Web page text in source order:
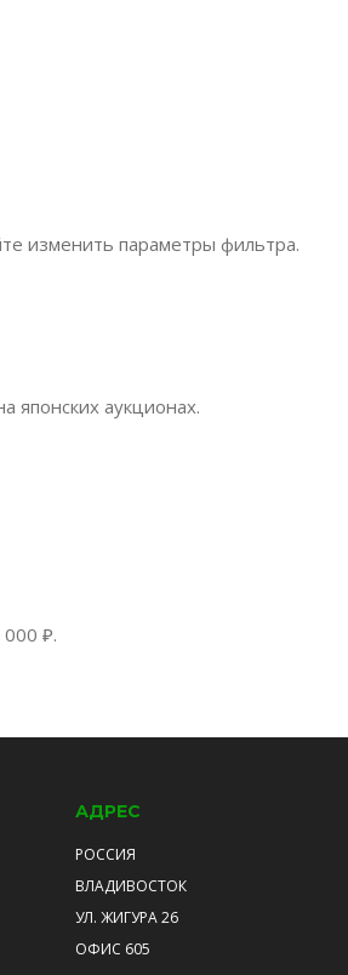
изменить параметры фильтра.
японских аукционах.
₽.
АДРЕС
РОССИЯ
ВЛАДИВОСТОК
УЛ. ЖИГУРА 26
ОФИС 605